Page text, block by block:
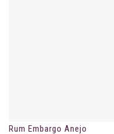
Rum Embargo Anejo